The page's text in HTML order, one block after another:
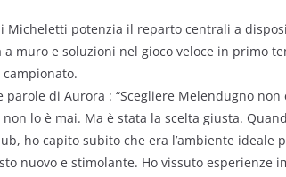
Micheletti potenzia il reparto centrali a
a muro e soluzioni nel gioco veloce in primo
campionato.
parole di Aurora : “Scegliere Melendugno
non lo è mai. Ma è stata la scelta giusta.
ho capito subito che era l’ambiente
nuovo e stimolante. Ho vissuto esperienze